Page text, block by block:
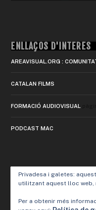
ENLLAÇOS D'INTERÈS
AREAVISUAL.ORG :
CATALAN FILMS
FORMACIÓ AUDIOVISUAL
PODCAST MAC
Privadesa i galetes:
utilitzant aquest lloc web,
Per a obtenir més